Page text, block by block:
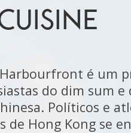
é um
do dim sum e
Políticos e
de Hong Kong se